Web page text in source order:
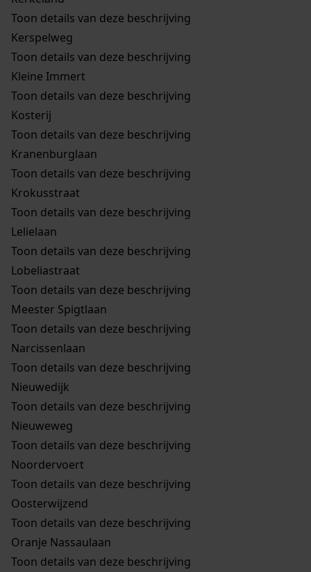
Toon details van deze beschrijving
Kerspelweg
Toon details van deze beschrijving
Kleine Immert
Toon details van deze beschrijving
Kosterij
Toon details van deze beschrijving
Kranenburglaan
Toon details van deze beschrijving
Krokusstraat
Toon details van deze beschrijving
Lelielaan
Toon details van deze beschrijving
Lobeliastraat
Toon details van deze beschrijving
Meester Spigtlaan
Toon details van deze beschrijving
Narcissenlaan
Toon details van deze beschrijving
Nieuwedijk
Toon details van deze beschrijving
Nieuweweg
Toon details van deze beschrijving
Noordervoert
Toon details van deze beschrijving
Oosterwijzend
Toon details van deze beschrijving
Oranje Nassaulaan
Toon details van deze beschrijving